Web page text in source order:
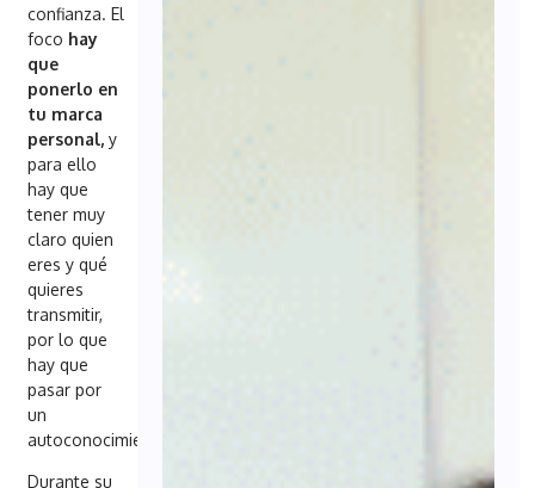
confianza. El
foco hay
que
ponerlo en
tu marca
personal, y
para ello
hay que
tener muy
claro quien
eres y qué
quieres
transmitir,
por lo que
hay que
pasar por
un
autoconocimiento».
Durante su